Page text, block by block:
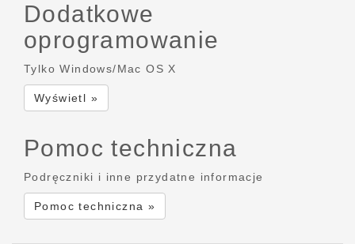
Dodatkowe
oprogramowanie
Tylko Windows/Mac OS X
Wyświetl »
Pomoc techniczna
Podręczniki i inne przydatne informacje
Pomoc techniczna »